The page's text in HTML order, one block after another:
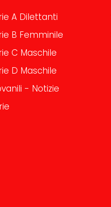
A Dilettanti
B Femminile
C Maschile
D Maschile
- Notizie